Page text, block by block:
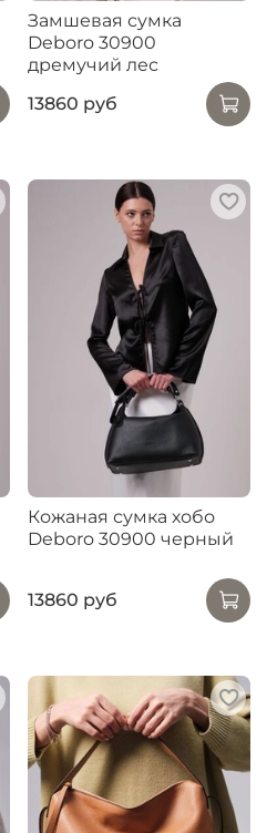
Замшевая сумка
Deboro 30900
дремучий лес
13860 руб
Кожаная сумка хобо
Deboro 30900 черный
13860 руб